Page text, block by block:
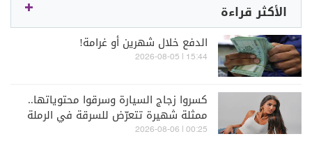
الأكثر قراءة
الدفع خلال شهرين أو غرامة!
15:44 | 2026-08-05
كسروا زجاج السيارة وسرقوا محتوياتها..
ممثلة شهيرة تتعرّض للسرقة في الرملة
البيضاء (فيديو)
00:25 | 2026-08-06